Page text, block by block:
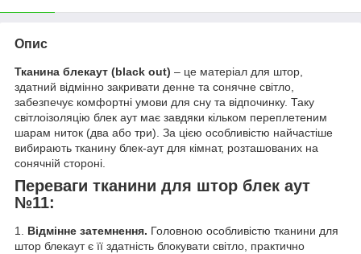
Опис
Тканина блекаут (black out) – це матеріал для штор,
здатний відмінно закривати денне та сонячне світло,
забезпечує комфортні умови для сну та відпочинку. Таку
світлоізоляцію блек аут має завдяки кільком переплетеним
шарам ниток (два або три). За цією особливістю найчастіше
вибирають тканину блек-аут для кімнат, розташованих на
сонячній стороні.
Переваги тканини для штор блек аут
№11:
1. Відмінне затемнення. Головною особливістю тканини для
штор блекаут є її здатність блокувати світло, практично